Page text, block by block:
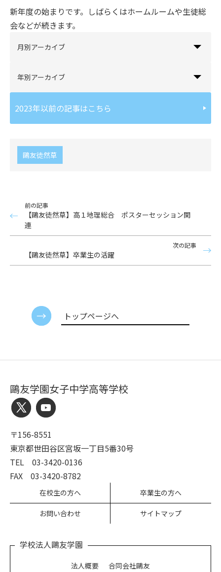
新年度の始まりです。しばらくはホームルームや生徒総
会などが続きます。
月別アーカイブ
年別アーカイブ
2023年以前の記事はこちら
鷗友徒然草
前の記事
【鷗友徒然草】高１地理総合 ポスターセッション関
連
次の記事
【鷗友徒然草】卒業生の活躍
トップページへ
鷗友学園女子中学高等学校
〒156-8551
東京都世田谷区宮坂一丁目5番30号
TEL 03-3420-0136
FAX 03-3420-8782
在校生の方へ 卒業生の方へ
お問い合わせ サイトマップ
学校法人鷗友学園
法人概要 合同会社鷗友